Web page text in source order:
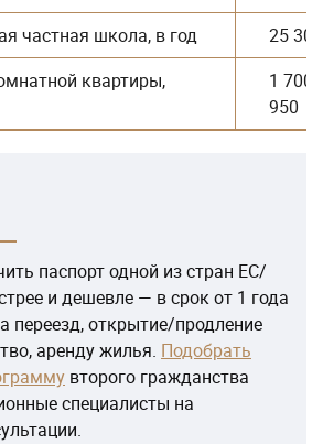
частная школа, в год
25 300
квартиры,
1
950
паспорт одной из стран ЕС/
и дешевле — в срок от 1 года
переезд, открытие/продление
аренду жилья. Подобрать
второго гражданства
специалисты на